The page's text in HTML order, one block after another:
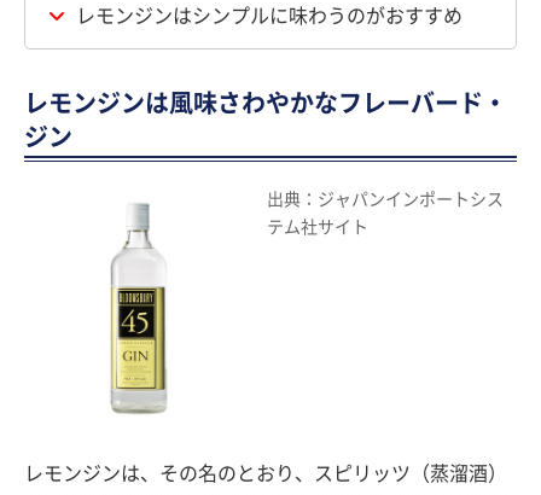
レモンジンはシンプルに味わうのがおすすめ
レモンジンは風味さわやかなフレーバード・
ジン
出典：ジャパンインポートシス
テム社サイト
レモンジンは、その名のとおり、スピリッツ（蒸溜酒）